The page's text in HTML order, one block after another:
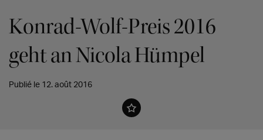
Konrad-Wolf-Preis 2016
geht an Nicola Hümpel
Publié le 12. août 2016